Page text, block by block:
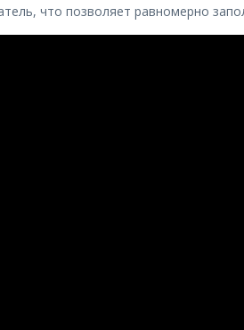
что позволяет равномерно